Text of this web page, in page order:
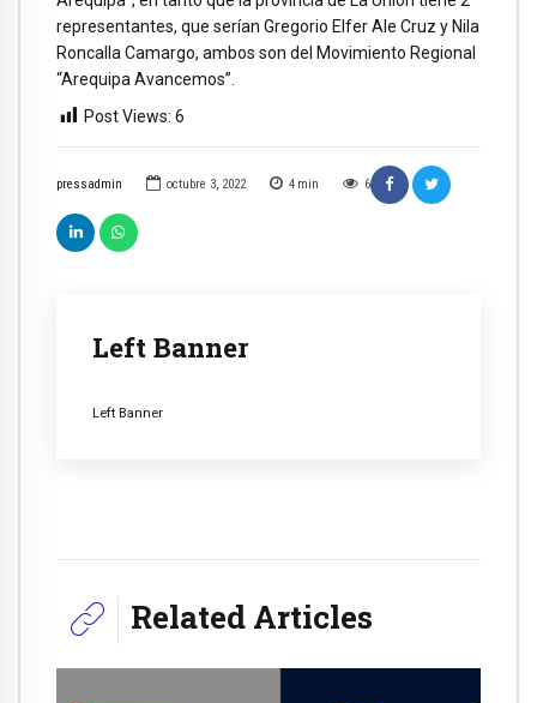
pressadmin octubre 3, 2022 4 min 6
Left Banner
Left Banner
representantes, que serían Gregorio Elfer Ale Cruz y Nila
Roncalla Camargo, ambos son del Movimiento Regional
“Arequipa Avancemos”.
Post Views: 6
Related Articles